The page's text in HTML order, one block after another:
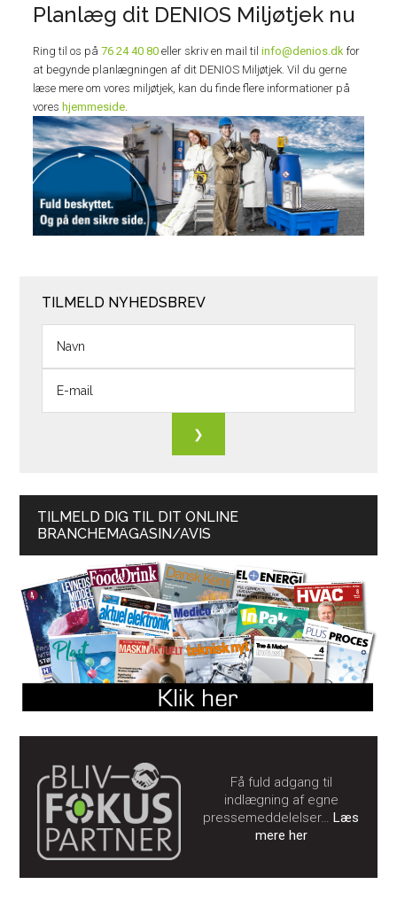
Planlæg dit DENIOS Miljøtjek nu
Ring til os på76 24 40 80 eller skriv en mail tilinfo@denios.dk for
at begynde planlægningen af dit DENIOS Miljøtjek. Vil du gerne
læse mere om vores miljøtjek, kan du finde flere informationer på
vores hjemmeside.
TILMELD NYHEDSBREV
TILMELD DIG TIL DIT ONLINE
BRANCHEMAGASIN/AVIS
Få fuld adgang til
indlægning af egne
pressemeddelelser…Læs
mere her